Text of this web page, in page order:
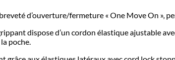
d’ouverture/fermeture « One Move On »,
dispose d’un cordon élastique ajustable
poche.